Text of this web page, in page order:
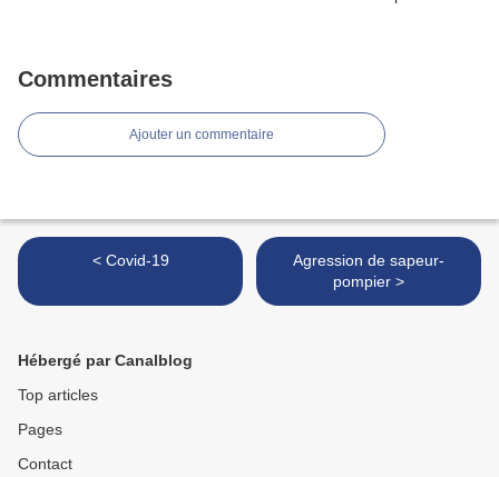
Commentaires
Ajouter un commentaire
< Covid-19
Agression de sapeur-
pompier >
Hébergé par Canalblog
Top articles
Pages
Contact